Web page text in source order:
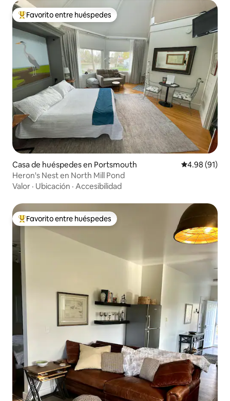
De los mejores en Favorito entre huéspedes
Favorito entre huéspedes
Casa de huéspedes en Portsmouth Calificación
4.98 (91)
Heron's Nest en North Mill Pond
Valor · Ubicación · Accesibilidad
De los mejores en Favorito entre huéspedes
Favorito entre huéspedes